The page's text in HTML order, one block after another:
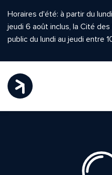
Horaires d'été: à partir du
jeudi 6 août inclus, la Cité
public du lundi au jeudi entre